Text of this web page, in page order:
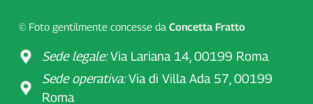
© Foto gentilmente concesse da Concetta Fratto
Sede legale:Via Lariana 14, 00199 Roma
Sede operativa:Via di Villa Ada 57, 00199
Roma